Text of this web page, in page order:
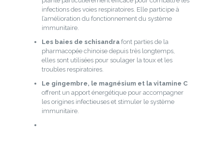
infections des voies respiratoires. Elle participe à
l’amélioration du fonctionnement du système
immunitaire.
Les baies de schisandra font parties de la
pharmacopée chinoise depuis très longtemps,
elles sont utilisées pour soulager la toux et les
troubles respiratoires.
Le gingembre, le magnésium et la vitamine C
offrent un apport énergétique pour accompagner
les origines infectieuses et stimuler le système
immunitaire.